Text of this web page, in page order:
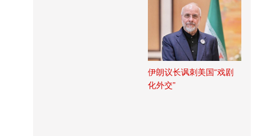
伊朗议长讽刺美国“戏剧
化外交”